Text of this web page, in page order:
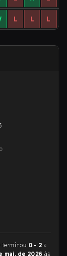
L L L
terminou 0 - 2 a
mai. de 2026 às